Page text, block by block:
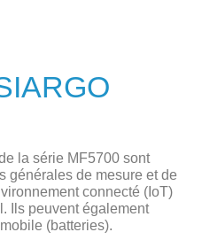
la série MF5700 sont
générales de mesure et de
connecté (IoT)
Ils peuvent également
(batteries).